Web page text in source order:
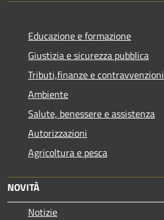
Educazione e formazione
Giustizia e sicurezza pubblica
Tributi,finanze e contravvenzioni
Ambiente
Salute, benessere e assistenza
Autorizzazioni
Agricoltura e pesca
NOVITÀ
Notizie